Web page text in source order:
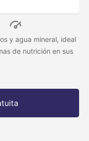
y agua mineral, ideal
de nutrición en sus